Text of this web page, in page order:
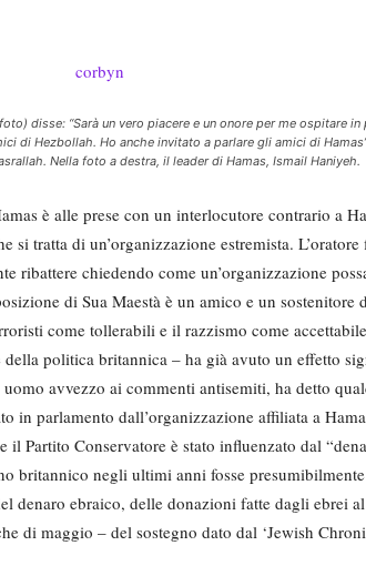
disse: “Sarà un vero piacere e un onore per me ospitare in
di Hezbollah. Ho anche invitato a parlare gli amici di
Nella foto a destra, il leader di Hamas, Ismail Haniyeh.
è alle prese con un interlocutore contrario a
si tratta di un’organizzazione estremista.
ribattere chiedendo come un’organizzazione
di Sua Maestà è un amico e un sostenitore
come tollerabili e il razzismo come
politica britannica – ha già avuto un effetto
avvezzo ai commenti antisemiti, ha detto
in parlamento dall’organizzazione affiliata a
il Partito Conservatore è stato influenzato dal
britannico negli ultimi anni fosse
denaro ebraico, delle donazioni fatte dagli ebrei
di maggio – del sostegno dato dal ‘Jewish